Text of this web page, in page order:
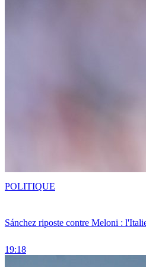
Sánchez riposte contre Meloni :
19:18
POLITIQUE